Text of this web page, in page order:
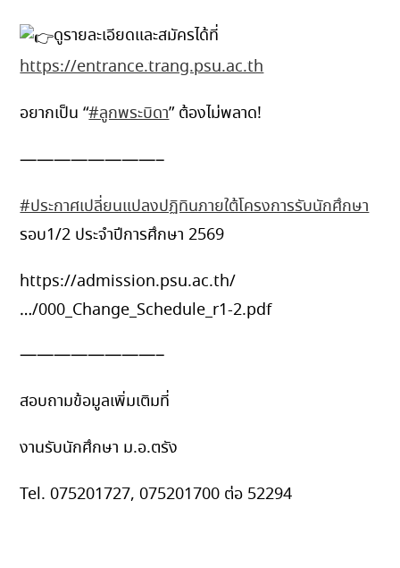
ดูรายละเอียดและสมัครได้ที่
https://entrance.trang.psu.ac.th
อยากเป็น “#ลูกพระบิดา” ต้องไม่พลาด!
————————–
#ประกาศเปลี่ยนแปลงปฏิทินภายใต้โครงการรับนักศึกษา
รอบ1/2 ประจำปีการศึกษา 2569
https://admission.psu.ac.th/
…/000_Change_Schedule_r1-2.pdf
————————–
สอบถามข้อมูลเพิ่มเติมที่
งานรับนักศึกษา ม.อ.ตรัง
Tel. 075201727, 075201700 ต่อ 52294